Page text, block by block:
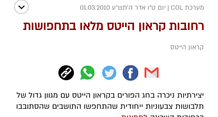
מערכת COL | יום ט"ו אדר ה׳תש״ע 01.03.2010
רחובות קראון הייטס מלאו בתחפושות
קראון הייטס
יצירתיות ניכרה בחג הפורים בקראון הייטס עם מגוון גדול של
תלבושות צבעוניות ייחודית שהתחפשו התושבים שהסתובבו